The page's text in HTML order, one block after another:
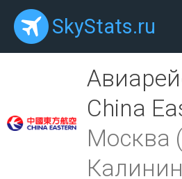
SkyStats.ru
China
Москва